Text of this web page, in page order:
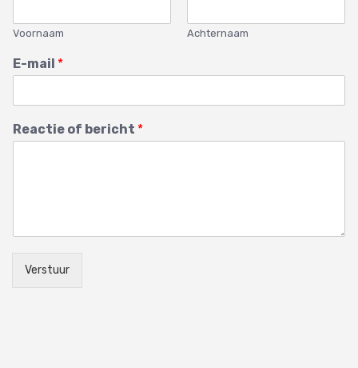
Voornaam Achternaam
E-mail *
Reactie of bericht *
Verstuur